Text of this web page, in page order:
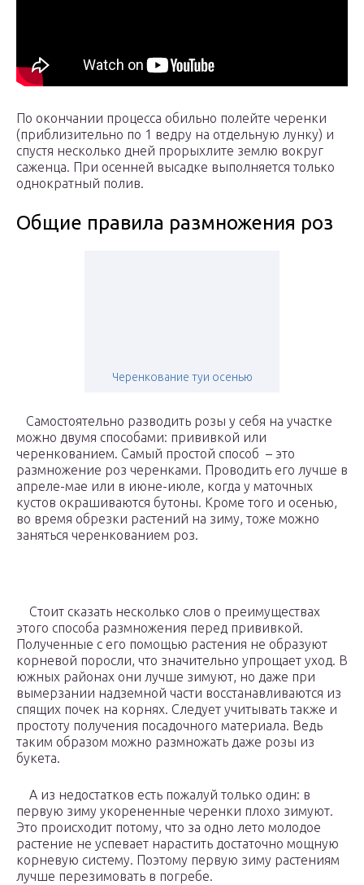
По окончании процесса обильно полейте черенки
(приблизительно по 1 ведру на отдельную лунку) и
спустя несколько дней прорыхлите землю вокруг
саженца. При осенней высадке выполняется только
однократный полив.
Общие правила размножения роз
Черенкование туи осенью
Самостоятельно разводить розы у себя на участке
можно двумя способами: прививкой или
черенкованием. Самый простой способ – это
размножение роз черенками. Проводить его лучше в
апреле-мае или в июне-июле, когда у маточных
кустов окрашиваются бутоны. Кроме того и осенью,
во время обрезки растений на зиму, тоже можно
заняться черенкованием роз.
Стоит сказать несколько слов о преимуществах
этого способа размножения перед прививкой.
Полученные с его помощью растения не образуют
корневой поросли, что значительно упрощает уход. В
южных районах они лучше зимуют, но даже при
вымерзании надземной части восстанавливаются из
спящих почек на корнях. Следует учитывать также и
простоту получения посадочного материала. Ведь
таким образом можно размножать даже розы из
букета.
А из недостатков есть пожалуй только один: в
первую зиму укорененные черенки плохо зимуют.
Это происходит потому, что за одно лето молодое
растение не успевает нарастить достаточно мощную
корневую систему. Поэтому первую зиму растениям
лучше перезимовать в погребе.